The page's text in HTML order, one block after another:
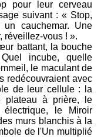
pour leur cerveau
suivant : « Stop,
cauchemar. Une
réveillez-vous ! ».
battant, la bouche
incube, quelle
le maculant de
redécouvraient avec
de leur cellule : la
plateau à prière, le
le Miroir
murs blanchis à la
de l'Un multiplié